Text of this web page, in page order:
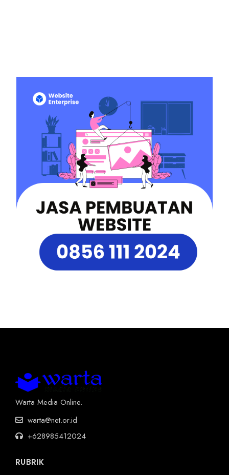
Warta Media Online.
warta@net.or.id
+628985412024
RUBRIK